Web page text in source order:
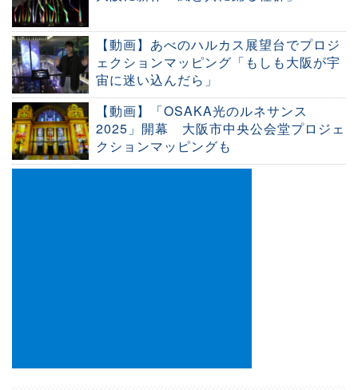
【動画】あべのハルカス展望台でプロジ
ェクションマッピング「もしも大阪が宇
宙に迷い込んだら」
【動画】「OSAKA光のルネサンス
2025」開幕 大阪市中央公会堂プロジェ
クションマッピングも